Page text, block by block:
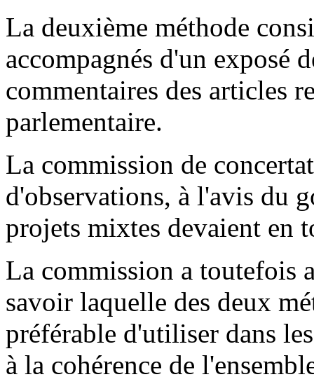
La deuxième méthode
accompagnés d'un exposé
commentaires des articles
parlementaire.
La commission de
d'observations, à l'avis du
projets mixtes devaient en
La commission a toutefois
savoir laquelle des deux
préférable d'utiliser dans
à la cohérence de